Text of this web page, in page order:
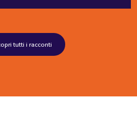
tutti i racconti